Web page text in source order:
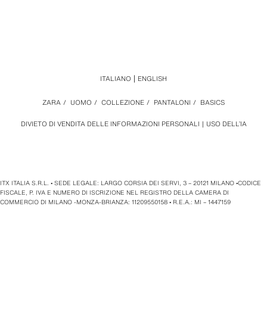
DIVIETO DI VENDITA DELLE INFORMAZIONI PERSONALI USO DELL’IA
ZARA / UOMO / COLLEZIONE / PANTALONI / BASICS
ITALIANO ENGLISH
ITX ITALIA S.R.L. • SEDE LEGALE: LARGO CORSIA DEI SERVI, 3 – 20121 MILANO •CODICE
FISCALE, P. IVA E NUMERO DI ISCRIZIONE NEL REGISTRO DELLA CAMERA DI
COMMERCIO DI MILANO -MONZA-BRIANZA: 11209550158 • R.E.A.: MI – 1447159